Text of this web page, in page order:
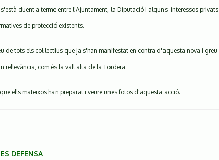
duent a terme entre l'Ajuntament, la Diputació i alguns interessos privats
de protecció existents.
de tots els col·lectius que ja s'han manifestat en contra d'aquesta nova i greu
rellevància, com és la vall alta de la Tordera.
ells mateixos han preparat i veure unes fotos d'aquesta acció.
DEFENSA